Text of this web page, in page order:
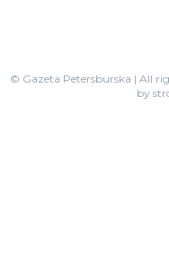
© Gazeta Petersburska | All
by